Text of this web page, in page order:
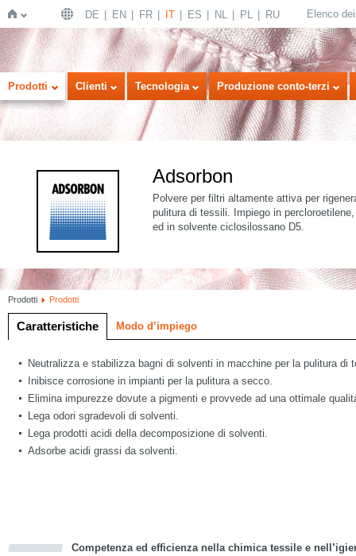
Home
DE EN FR IT ES NL PL RU Elenco
Prodotti Clienti Tecnologia Produzione conto-terzi
Adsorbon
Polvere per filtri altamente attiva per
pulitura di tessili. Impiego in
ed in solvente ciclosilossano D5.
Prodotti Prodotti
Caratteristiche Modo d’impiego
Neutralizza e stabilizza bagni di solventi in macchine per la pulitura di
Inibisce corrosione in impianti per la pulitura a secco.
Elimina impurezze dovute a pigmenti e provvede ad una ottimale
Lega odori sgradevoli di solventi.
Lega prodotti acidi della decomposizione di solventi.
Adsorbe acidi grassi da solventi.
Competenza ed efficienza nella chimica tessile e